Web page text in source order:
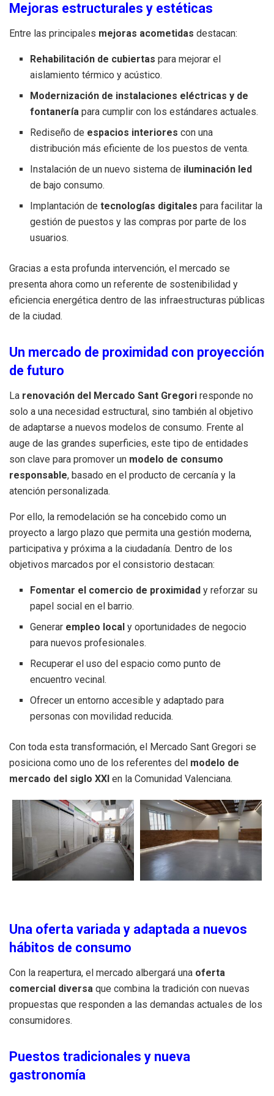
Mejoras estructurales y estéticas
Entre las principales mejoras acometidas destacan:
Rehabilitación de cubiertas para mejorar el
aislamiento térmico y acústico.
Modernización de instalaciones eléctricas y de
fontanería para cumplir con los estándares actuales.
Rediseño de espacios interiores con una
distribución más eficiente de los puestos de venta.
Instalación de un nuevo sistema de iluminación led
de bajo consumo.
Implantación detecnologías digitales para facilitar la
gestión de puestos y las compras por parte de los
usuarios.
Gracias a esta profunda intervención, el mercado se
presenta ahora como un referente de sostenibilidad y
eficiencia energética dentro de las infraestructuras públicas
de la ciudad.
Un mercado de proximidad con proyección
de futuro
La renovación del Mercado Sant Gregori responde no
solo a una necesidad estructural, sino también al objetivo
de adaptarse a nuevos modelos de consumo. Frente al
auge de las grandes superficies, este tipo de entidades
son clave para promover un modelo de consumo
responsable, basado en el producto de cercanía y la
atención personalizada.
Por ello, la remodelación se ha concebido como un
proyecto a largo plazo que permita una gestión moderna,
participativa y próxima a la ciudadanía. Dentro de los
objetivos marcados por el consistorio destacan:
Fomentar el comercio de proximidad y reforzar su
papel social en el barrio.
Generar empleo local y oportunidades de negocio
para nuevos profesionales.
Recuperar el uso del espacio como punto de
encuentro vecinal.
Ofrecer un entorno accesible y adaptado para
personas con movilidad reducida.
Con toda esta transformación, el Mercado Sant Gregori se
posiciona como uno de los referentes del modelo de
mercado del siglo XXI en la Comunidad Valenciana.
Una oferta variada y adaptada a nuevos
hábitos de consumo
Con la reapertura, el mercado albergará una oferta
comercial diversa que combina la tradición con nuevas
propuestas que responden a las demandas actuales de los
consumidores.
Puestos tradicionales y nueva
gastronomía